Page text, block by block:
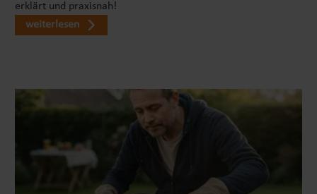
erklärt und praxisnah!
weiterlesen